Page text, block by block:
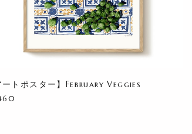
ートポスター】February Veggies